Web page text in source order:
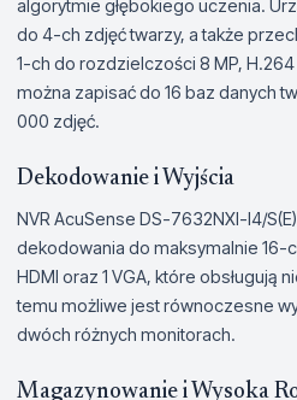
algorytmie głębokiego uczenia.
do 4-ch zdjęć twarzy, a także
1-ch do rozdzielczości 8 MP,
można zapisać do 16 baz danych
000 zdjęć.
Dekodowanie i Wyjścia
NVR AcuSense DS-7632NXI-I4/
dekodowania do maksymalnie 16-
HDMI oraz 1 VGA, które obsługują
temu możliwe jest równoczesne
dwóch różnych monitorach.
Magazynowanie i Wysoka